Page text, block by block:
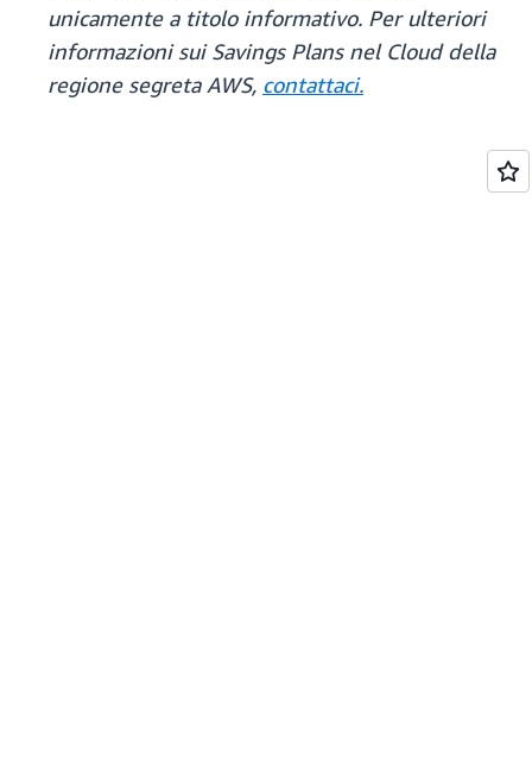
unicamente a titolo informativo. Per ulteriori
informazioni sui Savings Plans nel Cloud della
regione segreta AWS, contattaci.